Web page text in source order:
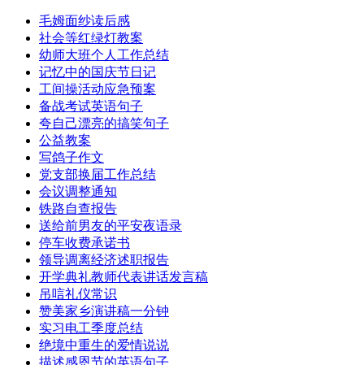
毛姆面纱读后感
社会等红绿灯教案
幼师大班个人工作总结
记忆中的国庆节日记
工间操活动应急预案
备战考试英语句子
夸自己漂亮的搞笑句子
公益教案
写鸽子作文
党支部换届工作总结
会议调整通知
铁路自查报告
送给前男友的平安夜语录
停车收费承诺书
领导调离经济述职报告
开学典礼教师代表讲话发言稿
吊唁礼仪常识
赞美家乡演讲稿一分钟
实习电工季度总结
绝境中重生的爱情说说
描述感恩节的英语句子